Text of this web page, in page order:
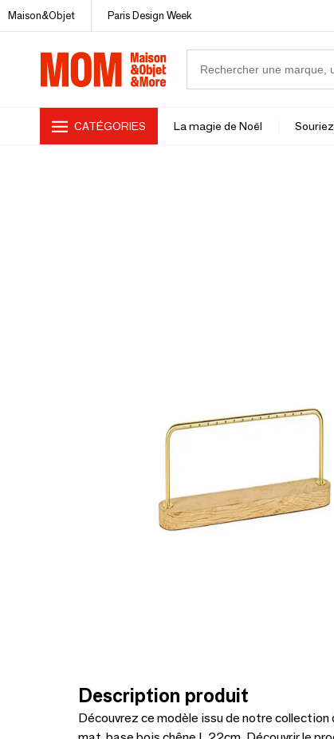
Maison&Objet Paris Design Week
CATÉGORIES La magie de Noël
Description produit
Découvrez ce modèle issu de notre